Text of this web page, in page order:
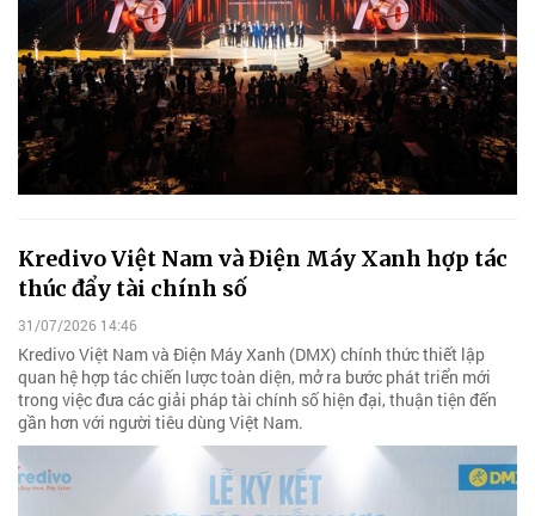
Kredivo Việt Nam và Điện Máy Xanh hợp tác
thúc đẩy tài chính số
31/07/2026 14:46
Kredivo Việt Nam và Điện Máy Xanh (DMX) chính thức thiết lập
quan hệ hợp tác chiến lược toàn diện, mở ra bước phát triển mới
trong việc đưa các giải pháp tài chính số hiện đại, thuận tiện đến
gần hơn với người tiêu dùng Việt Nam.